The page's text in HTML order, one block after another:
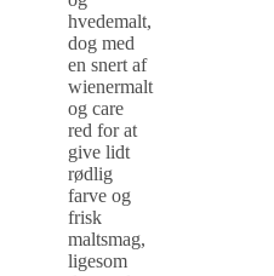
hvedemalt,
dog med
en snert af
wienermalt
og care
red for at
give lidt
rødlig
farve og
frisk
maltsmag,
ligesom